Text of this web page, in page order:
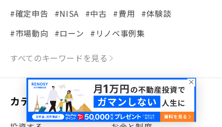
#確定申告
#NISA #中古 #費用
#体験談
#市場動向
#ローン
#リノベ事例集
#シミュレーション #まちの住みやすさ発見！
#税理士中井の課税ルール解説 #理想の暮らし
#金利 #経費 #相続 #不動産購入 #相続税
すべてのキーワードを見る
カテゴリから探す